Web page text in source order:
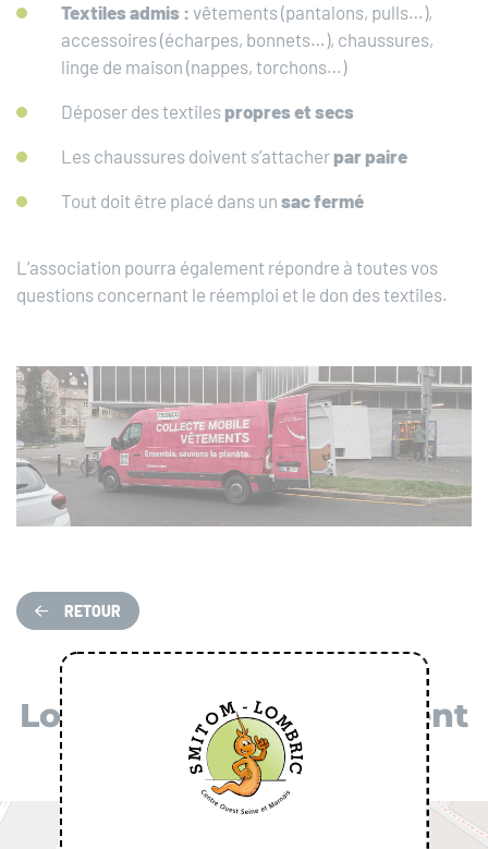
Textiles admis : vêtements (pantalons, pulls…),
accessoires (écharpes, bonnets…), chaussures,
linge de maison (nappes, torchons…)
Déposer des textiles propres et secs
Les chaussures doivent s’attacher par paire
Tout doit être placé dans un sac fermé
L’association pourra également répondre à toutes vos
questions concernant le réemploi et le don des textiles.
RETOUR
Localiser mon évènement